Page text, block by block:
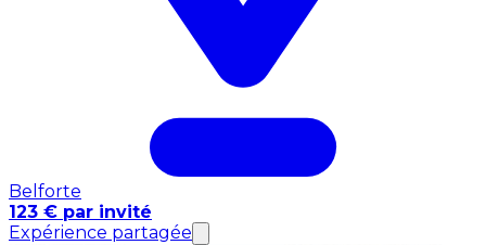
Belforte
123 € par invité
Expérience partagée